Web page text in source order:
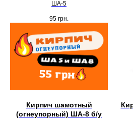
ША-5
95 грн.
Кирпич шамотный
(огнеупорный) ША-8 б/у